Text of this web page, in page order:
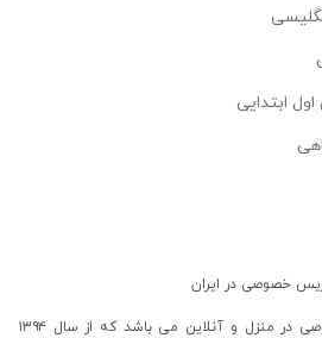
ابتدایی
خصوصی در ایران
در منزل و آنلاین
می باشد که از سال ۱۳۹۴